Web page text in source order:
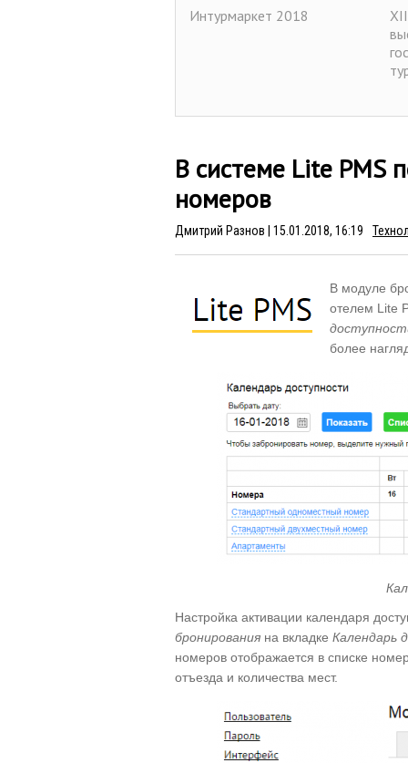
Интурмаркет 2018
посетителей на выставку
MITT 2017
В системе Lite PMS
номеров
Дмитрий Разнов | 15.01.2018, 16:19
В модуле
отелем Lite
более
Настройка активации календаря
бронирования на вкладке Календарь
номеров отображается в списке
отъезда и количества мест.